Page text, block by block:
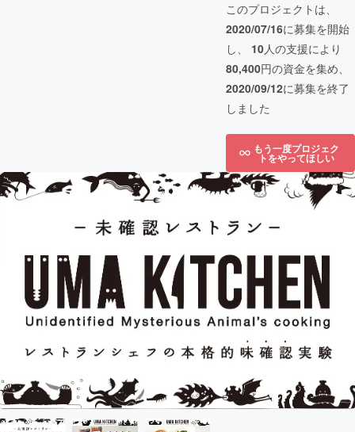
このプロジェクトは、
2020/07/16に募集を開始
し、 10人の支援により
80,400円の資金を集め、
2020/09/12に募集を終了
しました
もう一度プロジェク
トをやってほしい